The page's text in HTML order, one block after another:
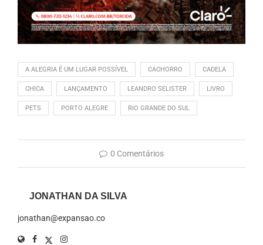
A ALEGRIA É UM LUGAR POSSÍVEL CACHORRO CADELA
CHICA LANÇAMENTO LEANDRO SELISTER LIVRO
PETS PORTO ALEGRE RIO GRANDE DO SUL
0 Comentários
JONATHAN DA SILVA
jonathan@expansao.co